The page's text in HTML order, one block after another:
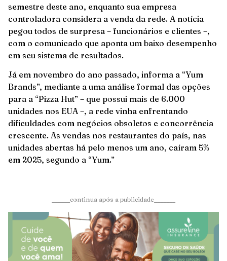
semestre deste ano, enquanto sua empresa
controladora considera a venda da rede. A notícia
pegou todos de surpresa – funcionários e clientes –,
com o comunicado que aponta um baixo desempenho
em seu sistema de resultados.
Já em novembro do ano passado, informa a “Yum
Brands”, mediante a uma análise formal das opções
para a “Pizza Hut” – que possui mais de 6.000
unidades nos EUA –, a rede vinha enfrentando
dificuldades com negócios obsoletos e concorrência
crescente. As vendas nos restaurantes do país, nas
unidades abertas há pelo menos um ano, caíram 5%
em 2025, segundo a “Yum.”
______continua após a publicidade_______